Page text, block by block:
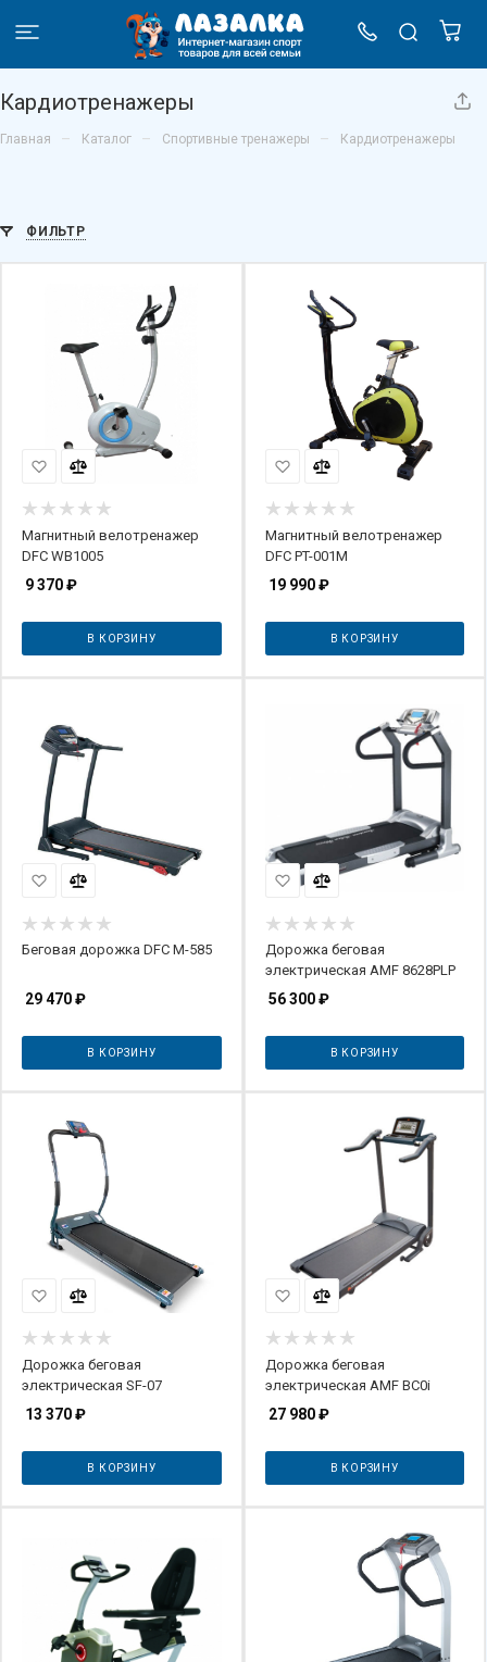
Кардиотренажеры
Главная – Каталог – Спортивные тренажеры – Кардиотренажеры
ФИЛЬТР
Магнитный велотренажер
DFC WB1005
9 370₽
В КОРЗИНУ
Магнитный велотренажер
DFC PT-001M
19 990₽
В КОРЗИНУ
Беговая дорожка DFC M-585
29 470₽
В КОРЗИНУ
Дорожка беговая
электрическая AMF 8628PLP
56 300₽
В КОРЗИНУ
Дорожка беговая
электрическая SF-07
13 370₽
В КОРЗИНУ
Дорожка беговая
электрическая AMF BC0i
27 980₽
В КОРЗИНУ